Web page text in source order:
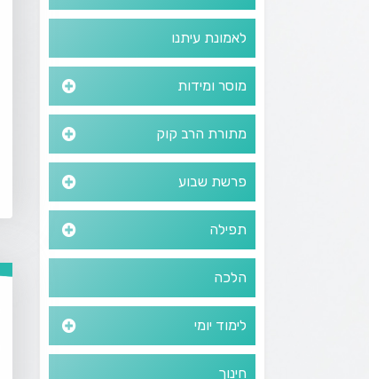
לאמונת עיתנו
מוסר ומידות
מתורת הרב קוק
פרשת שבוע
תפילה
הלכה
לימוד יומי
חינוך